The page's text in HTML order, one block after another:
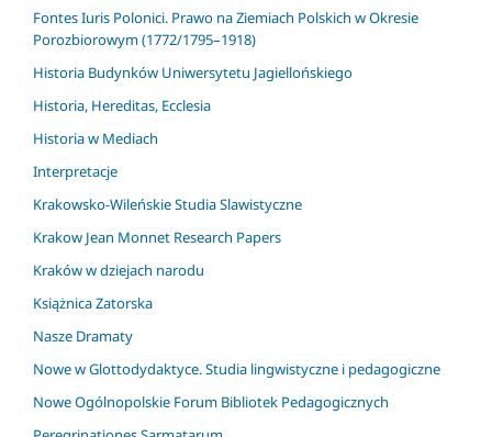
Fontes Iuris Polonici. Prawo na Ziemiach Polskich w Okresie
Porozbiorowym (1772/1795–1918)
Historia Budynków Uniwersytetu Jagiellońskiego
Historia, Hereditas, Ecclesia
Historia w Mediach
Interpretacje
Krakowsko-Wileńskie Studia Slawistyczne
Krakow Jean Monnet Research Papers
Kraków w dziejach narodu
Książnica Zatorska
Nasze Dramaty
Nowe w Glottodydaktyce. Studia lingwistyczne i pedagogiczne
Nowe Ogólnopolskie Forum Bibliotek Pedagogicznych